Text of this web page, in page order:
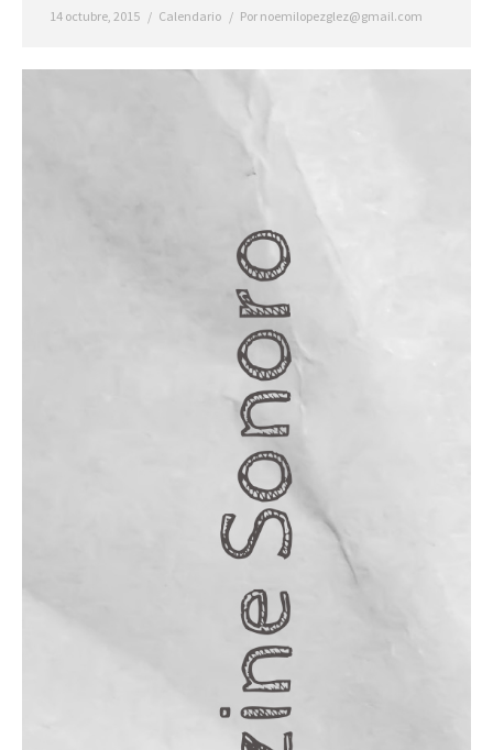
14 octubre, 2015 Calendario Por noemilopezglez@gmail.com